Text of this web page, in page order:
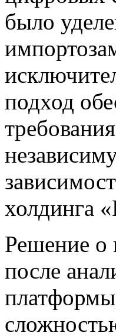
было
подход
холдинга
Решение о
после